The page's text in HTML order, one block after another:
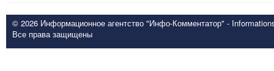
© 2026 Информационное агентство "Инфо-Комментатор" -
Все права защищены